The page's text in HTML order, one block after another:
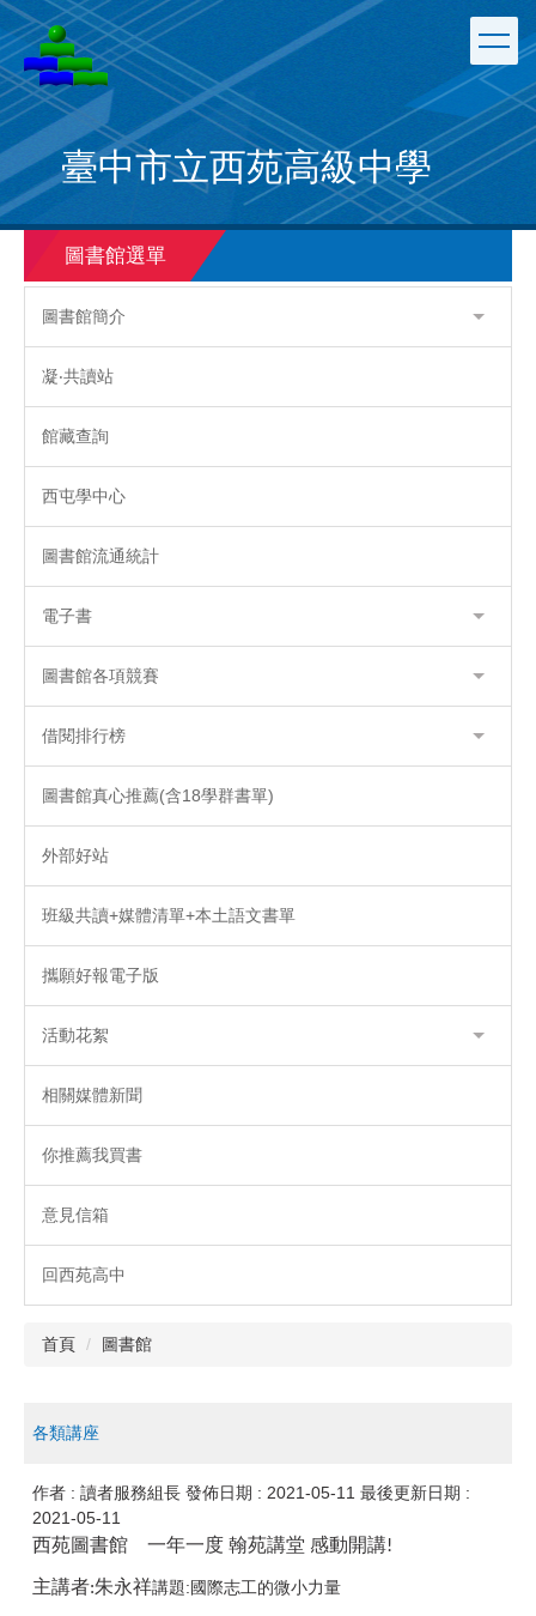
跳
到
主
要
內
容
區
臺中市立西苑高級中學
圖書館選單
圖書館簡介
凝‧共讀站
館藏查詢
西屯學中心
圖書館流通統計
電子書
圖書館各項競賽
借閱排行榜
圖書館真心推薦(含18學群書單)
外部好站
班級共讀+媒體清單+本土語文書單
攜願好報電子版
活動花絮
相關媒體新聞
你推薦我買書
意見信箱
回西苑高中
首頁 圖書館
各類講座
作者 : 讀者服務組長 發佈日期 : 2021-05-11 最後更新日期 :
2021-05-11
西苑圖書館 一年一度 翰苑講堂 感動開講!
主講者:朱永祥講題: 國際志工的微小力量